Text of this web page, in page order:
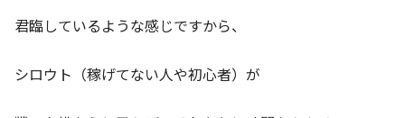
君臨しているような感じですから、
シロウト（稼げてない人や初心者）が